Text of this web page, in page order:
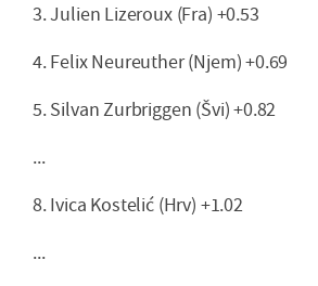
3. Julien Lizeroux (Fra) +0.53
4. Felix Neureuther (Njem) +0.69
5. Silvan Zurbriggen (Švi) +0.82
...
8. Ivica Kostelić (Hrv) +1.02
...